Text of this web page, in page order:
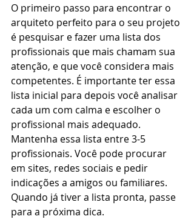
O primeiro passo para encontrar o
arquiteto perfeito para o seu projeto
é pesquisar e fazer uma lista dos
profissionais que mais chamam sua
atenção, e que você considera mais
competentes. É importante ter essa
lista inicial para depois você analisar
cada um com calma e escolher o
profissional mais adequado.
Mantenha essa lista entre 3-5
profissionais. Você pode procurar
em sites, redes sociais e pedir
indicações a amigos ou familiares.
Quando já tiver a lista pronta, passe
para a próxima dica.